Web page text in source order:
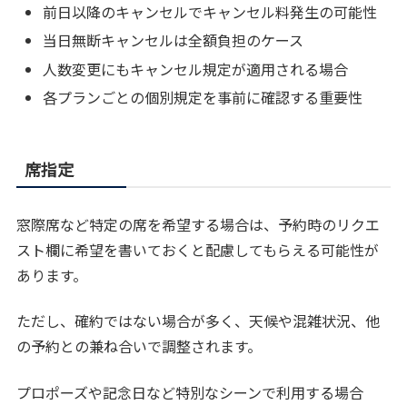
前日以降のキャンセルでキャンセル料発生の可能性
当日無断キャンセルは全額負担のケース
人数変更にもキャンセル規定が適用される場合
各プランごとの個別規定を事前に確認する重要性
席指定
窓際席など特定の席を希望する場合は、予約時のリクエ
スト欄に希望を書いておくと配慮してもらえる可能性が
あります。
ただし、確約ではない場合が多く、天候や混雑状況、他
の予約との兼ね合いで調整されます。
プロポーズや記念日など特別なシーンで利用する場合